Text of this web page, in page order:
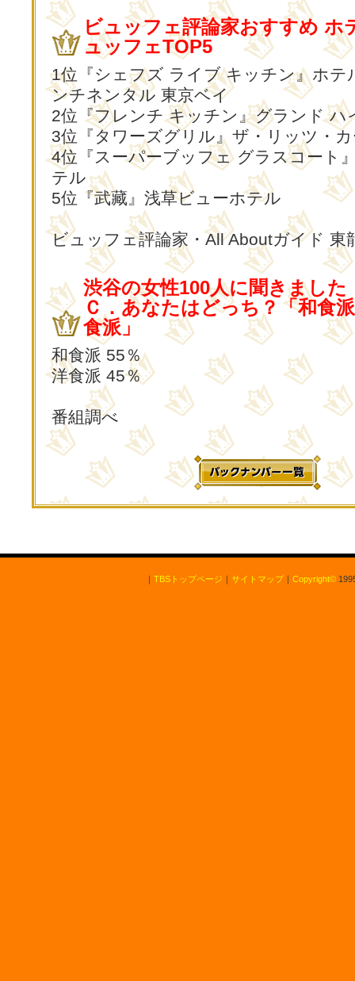
ビュッフェ評論家おすすめ ホ
ュッフェTOP5
1位『シェフズ ライブ キッチン』ホテ
ンチネンタル 東京ベイ
2位『フレンチ キッチン』グランド ハ
3位『タワーズグリル』ザ・リッツ・
4位『スーパーブッフェ グラスコート
テル
5位『武藏』浅草ビューホテル
ビュッフェ評論家・All Aboutガイド 東
渋谷の女性100人に聞きました
Ｃ．あなたはどっち？「和食
食派」
和食派 55％
洋食派 45％
番組調べ
｜ TBSトップページ ｜ サイトマップ｜ Copyright©